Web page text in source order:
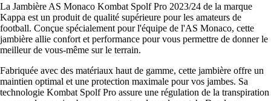
La Jambière AS Monaco Kombat Spolf Pro 2023/24 de la marque
Kappa est un produit de qualité supérieure pour les amateurs de
football. Conçue spécialement pour l'équipe de l'AS Monaco, cette
jambière allie confort et performance pour vous permettre de donner le
meilleur de vous-même sur le terrain.
Fabriquée avec des matériaux haut de gamme, cette jambière offre un
maintien optimal et une protection maximale pour vos jambes. Sa
technologie Kombat Spolf Pro assure une régulation de la transpiration